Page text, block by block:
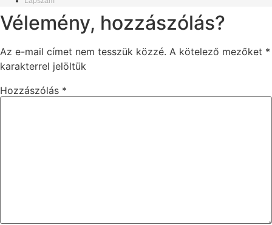
Vélemény, hozzászólás?
Az e-mail címet nem tesszük közzé. A kötelező mezőket *
karakterrel jelöltük
Hozzászólás *